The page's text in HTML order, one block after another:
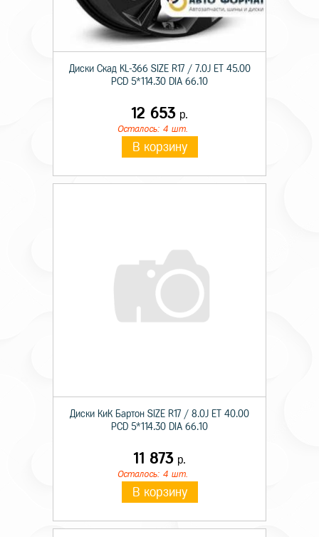
Диски Скад KL-366 SIZE R17 / 7.0J ET 45.00
PCD 5*114.30 DIA 66.10
12 653 р.
Осталось: 4 шт.
В корзину
Диски КиК Бартон SIZE R17 / 8.0J ET 40.00
PCD 5*114.30 DIA 66.10
11 873 р.
Осталось: 4 шт.
В корзину